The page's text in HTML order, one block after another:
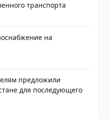
транспорта
на
предложили
для последующего